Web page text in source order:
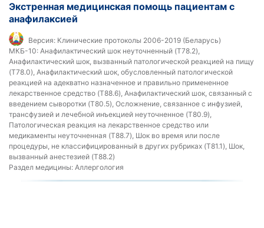
Экстренная медицинская помощь пациентам с
анафилаксией
Версия: Клинические протоколы 2006-2019 (Беларусь)
МКБ-10: Анафилактический шок неуточненный (T78.2),
Анафилактический шок, вызванный патологической реакцией на пищу
(T78.0), Анафилактический шок, обусловленный патологической
реакцией на адекватно назначенное и правильно примененное
лекарственное средство (T88.6), Анафилактический шок, связанный с
введением сыворотки (T80.5), Осложнение, связанное с инфузией,
трансфузией и лечебной инъекцией неуточненное (T80.9),
Патологическая реакция на лекарственное средство или
медикаменты неуточненная (T88.7), Шок во время или после
процедуры, не классифицированный в других рубриках (T81.1), Шок,
вызванный анестезией (T88.2)
Раздел медицины: Аллергология